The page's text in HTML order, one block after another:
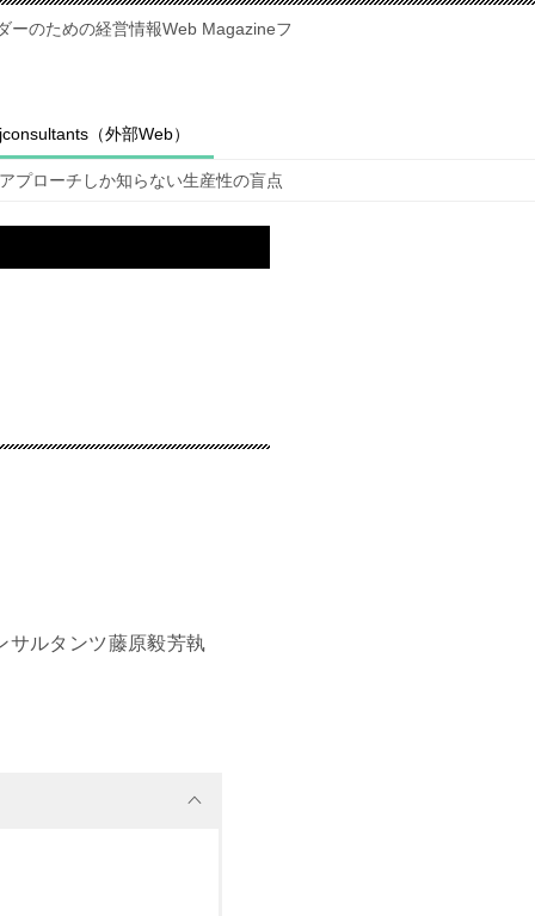
ーのための経営情報Web Magazineフ
（外部Web）
プローチしか知らない生産性の盲点
ルタンツ藤原毅芳執